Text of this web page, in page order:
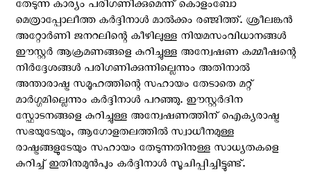
തേടുന്ന കാര്യം പരിഗണിക്കുമെന്ന് കൊളംബോ
മെത്രാപ്പോലീത്ത കര്‍ദ്ദിനാള്‍ മാല്‍ക്കം രഞ്ജിത്ത്. ശ്രീലങ്കന്‍
അറ്റോര്‍ണി ജനറലിന്റെ കീഴിലുള്ള നിയമസംവിധാനങ്ങള്‍
ഈസ്റ്റര്‍ ആക്രമണങ്ങളെ കുറിച്ചുള്ള അന്വേഷണ കമ്മീഷന്റെ
നിര്‍ദ്ദേശങ്ങള്‍ പരിഗണിക്കുന്നില്ലെന്നും അതിനാല്‍
അന്താരാഷ്ട്ര സമൂഹത്തിന്റെ സഹായം തേടാതെ മറ്റ്
മാര്‍ഗ്ഗമില്ലെന്നും കര്‍ദ്ദിനാള്‍ പറഞ്ഞു. ഈസ്റ്റര്‍ദിന
സ്ഫോടനങ്ങളെ കുറിച്ചുള്ള അന്വേഷണത്തിന് ഐക്യരാഷ്ട്ര
സഭയുടേയും, ആഗോളതലത്തില്‍ സ്വാധീനമുള്ള
രാഷ്ട്രങ്ങളുടേയും സഹായം തേടുന്നതിനുള്ള സാധ്യതകളെ
കുറിച്ച് ഇതിനുമുന്‍പും കര്‍ദ്ദിനാള്‍ സൂചിപ്പിച്ചിട്ടുണ്ട്.